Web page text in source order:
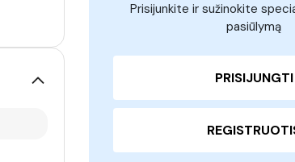
Prisijunkite ir sužinokite
pasiūlymą
PRISIJUNGTI